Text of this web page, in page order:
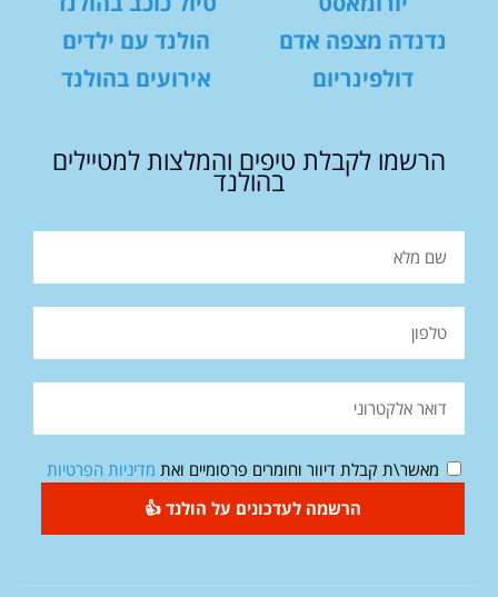
נדנדה מצפה אדם
דולפינריום
הולנד עם ילדים
אירועים בהולנד
הרשמו לקבלת טיפים והמלצות למטיילים
בהולנד
מאשר\ת קבלת דיוור וחומרים פרסומיים ואת מדיניות הפרטיות
הרשמה לעדכונים על הולנד 👍